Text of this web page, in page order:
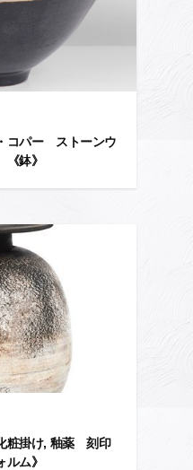
コパー ストーンウ
鉢》
粧掛け, 釉薬 刻印
ルム》